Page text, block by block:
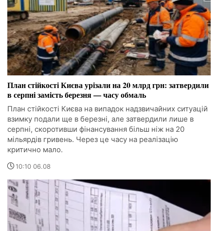
План стійкості Києва урізали на 20 млрд грн: затвердили
в серпні замість березня — часу обмаль
План стійкості Києва на випадок надзвичайних ситуацій
взимку подали ще в березні, але затвердили лише в
серпні, скоротивши фінансування більш ніж на 20
мільярдів гривень. Через це часу на реалізацію
критично мало.
10:10 06.08